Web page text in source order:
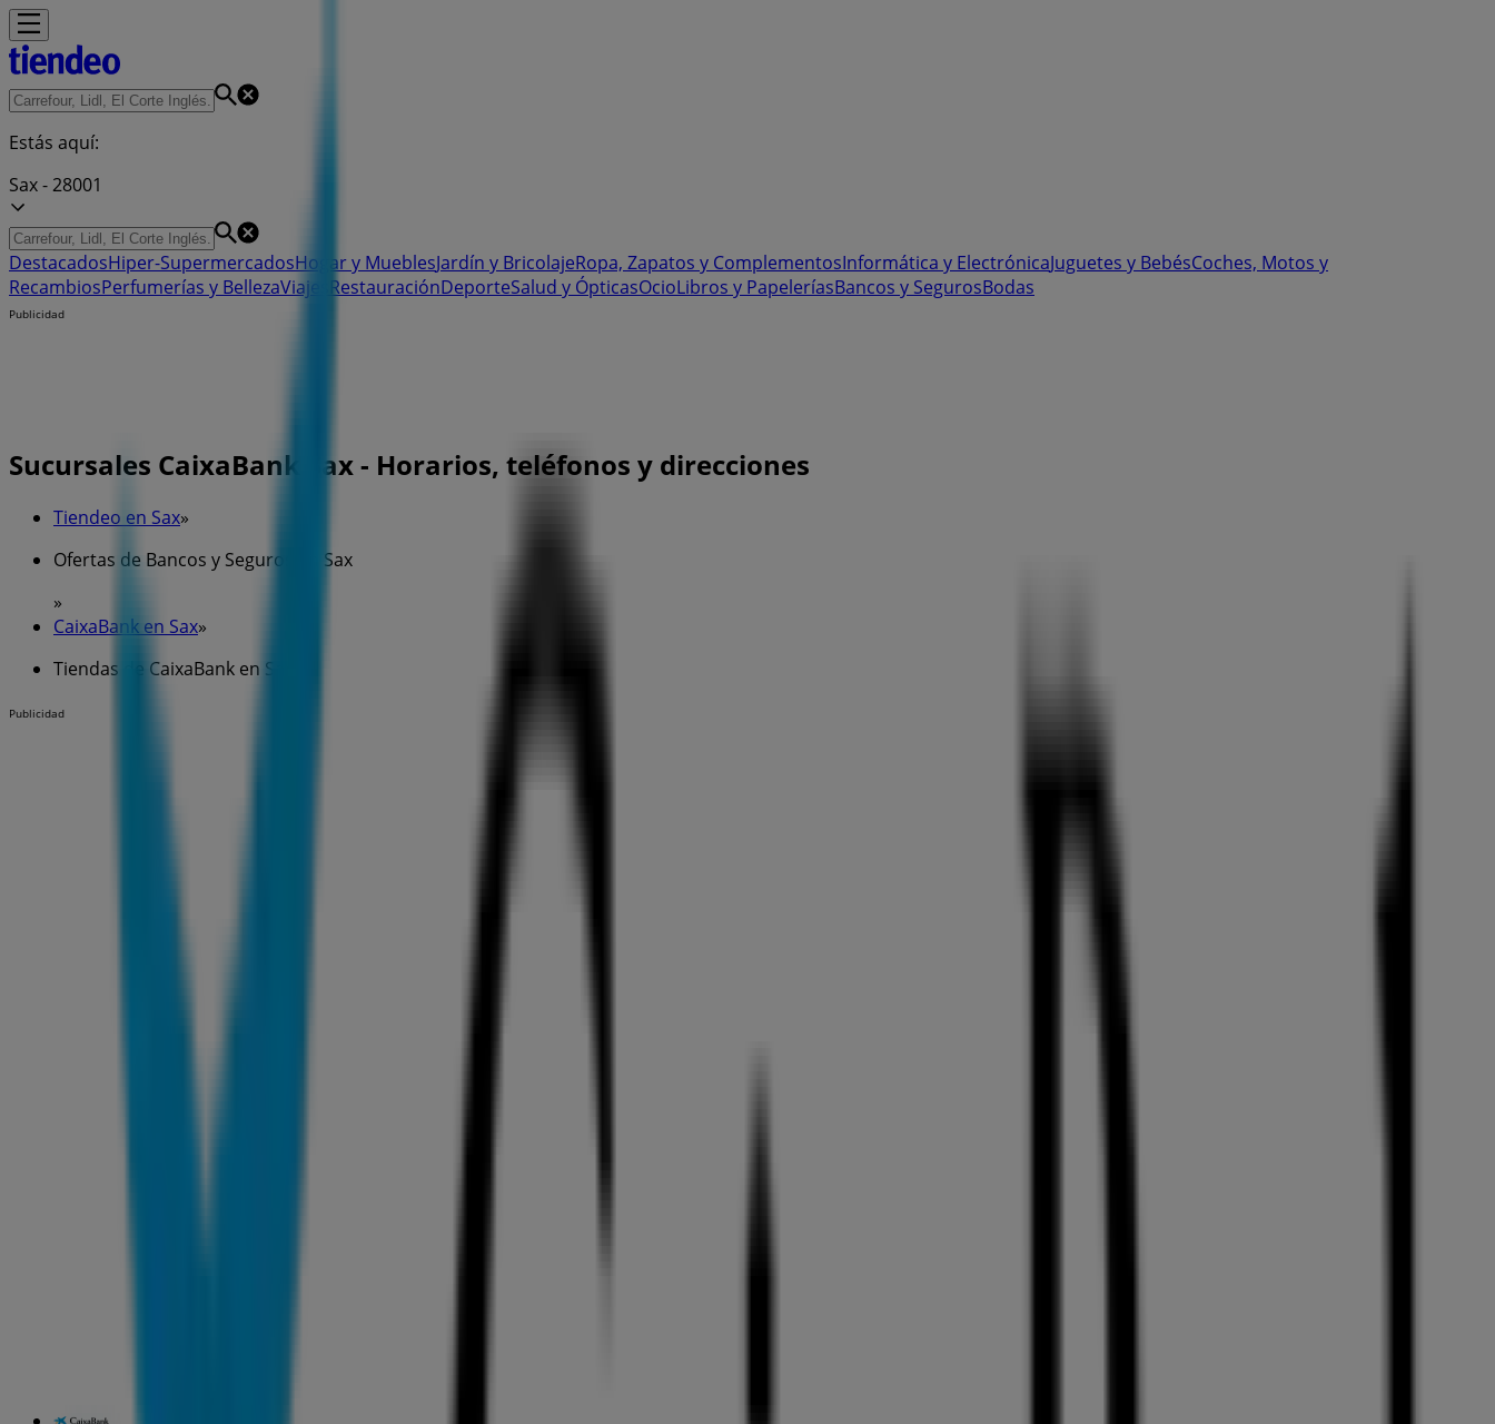
Estás aquí:
Sax - 28001
DestacadosHiper-SupermercadosHogar y MueblesJardín y BricolajeRopa, Zapatos y ComplementosInformática y ElectrónicaJuguetes y BebésCoches, Motos y
RecambiosPerfumerías y BellezaViajes RestauraciónDeporteSalud y ÓpticasOcioLibros y PapeleríasBancos y SegurosBodas
Publicidad
Sucursales CaixaBank Sax - Horarios, teléfonos y direcciones
Tiendeo en Sax»
Ofertas de Bancos y Seguros en Sax
»
CaixaBank en Sax»
Tiendas de CaixaBank en Sax
Publicidad